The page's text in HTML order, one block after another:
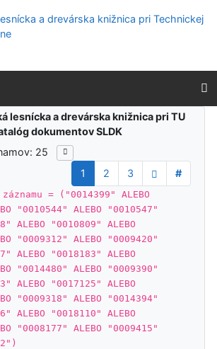
prístupnosti
vyhľadávania
lesnícka a drevárska knižnica pri TU
dokumentov SLDK
25
1
2 3
#
záznamu = ("0014399" ALEBO
"0010544" ALEBO "0010547"
ALEBO "0010809" ALEBO
"0009312" ALEBO "0009420"
ALEBO "0018183" ALEBO
"0014480" ALEBO "0009390"
ALEBO "0017125" ALEBO
"0009318" ALEBO "0014394"
ALEBO "0018110" ALEBO
"0008177" ALEBO "0009415"